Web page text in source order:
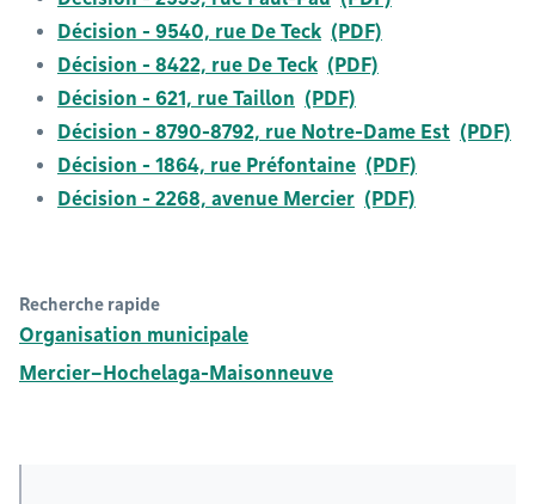
Décision - 9540, rue De Teck
Décision - 8422, rue De Teck
Décision - 621, rue Taillon
Décision - 8790-8792, rue Notre-Dame Est
Décision - 1864, rue Préfontaine
Décision - 2268, avenue Mercier
Recherche rapide
Organisation municipale
Mercier–Hochelaga-Maisonneuve